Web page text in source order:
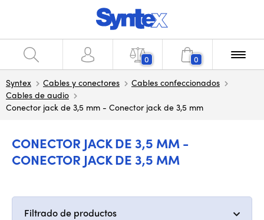
0 0
Syntex Cables y conectores
Cables confeccionados
Cables de audio
Conector jack de 3,5 mm - Conector jack de 3,5 mm
CONECTOR JACK DE 3,5 MM -
CONECTOR JACK DE 3,5 MM
Filtrado de productos